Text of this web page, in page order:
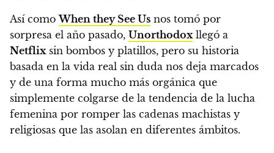
Así comoWhen they See Us nos tomó por
sorpresa el año pasado, Unorthodox llegó a
Netflix sin bombos y platillos, pero su historia
basada en la vida real sin duda nos deja marcados
y de una forma mucho más orgánica que
simplemente colgarse de la tendencia de la lucha
femenina por romper las cadenas machistas y
religiosas que las asolan en diferentes ámbitos.